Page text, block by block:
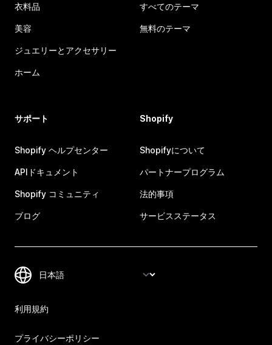
衣料品
美容
ジュエリーとアクセサリー
ホーム
すべてのテーマ
無料のテーマ
サポート
Shopify ヘルプセンター
APIドキュメント
Shopify コミュニティ
ブログ
Shopify
Shopifyについて
パートナープログラム
法的事項
サービスステータス
利用規約
プライバシーポリシー